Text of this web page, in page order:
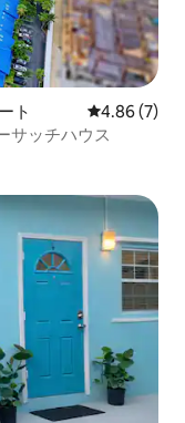
ト レビュー7
4.86 (7)
サッチハウス